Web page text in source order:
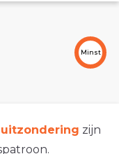
Minst
zijn